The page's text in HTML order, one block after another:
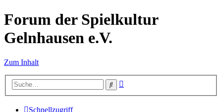
Forum der Spielkultur
Gelnhausen e.V.
Zum Inhalt
Suche
Schnellzugriff